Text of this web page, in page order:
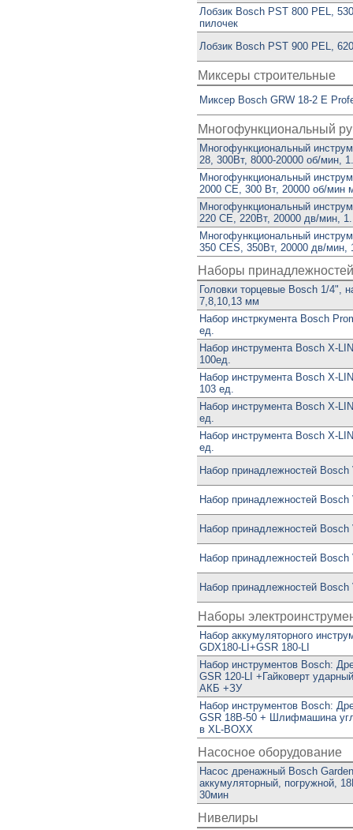
Лобзик Bosch PST 800 PEL,
пилочек
Лобзик Bosch PST 900 PEL,
Миксеры строительные
Миксер Bosch GRW 18-2 E
Многофункциональный
Многофункциональный
28, 300Вт, 8000-20000 об/мин,
Многофункциональный
2000 CE, 300 Вт, 20000 об/мин
Многофункциональный
220 CE, 220Вт, 20000 дв/мин,
Многофункциональный
350 CES, 350Вт, 20000 дв/мин,
Наборы
Головки торцевые Bosch 1/4",
7,8,10,13 мм
Набор инстркумента Bosch
ед.
Набор инструмента Bosch X-
100ед.
Набор инструмента Bosch X-
103 ед.
Набор инструмента Bosch X-
ед.
Набор инструмента Bosch X-
ед.
Набор принадлежностей Bosch
Набор принадлежностей Bosch
Набор принадлежностей Bosch
Набор принадлежностей Bosch
Набор принадлежностей Bosch
Наборы
Набор аккумуляторного
GDX180-LI+GSR 180-LI
Набор инструментов Bosch:
GSR 120-LI +Гайковерт
АКБ +ЗУ
Набор инструментов Bosch:
GSR 18В-50 + Шлифмашина
в XL-BOXX
Насосное оборудование
Насос дренажный Bosch
аккумуляторный, погружной,
30мин
Нивелиры